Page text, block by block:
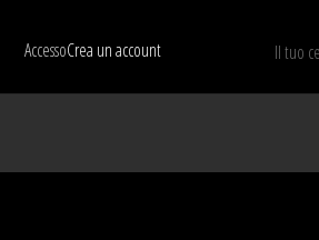
AccessoCrea un account Il tuo
Mostra solo I modelli